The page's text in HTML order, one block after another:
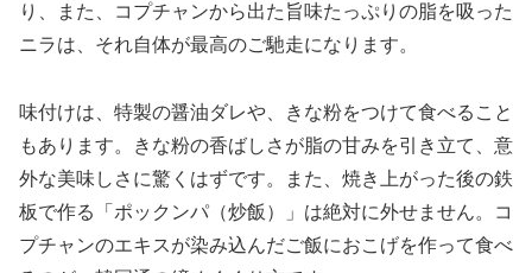
り、また、コプチャンから出た旨味たっぷりの脂を吸った
ニラは、それ自体が最高のご馳走になります。
味付けは、特製の醤油ダレや、きな粉をつけて食べること
もあります。きな粉の香ばしさが脂の甘みを引き立て、意
外な美味しさに驚くはずです。また、焼き上がった後の鉄
板で作る「ポックンパ（炒飯）」は絶対に外せません。コ
プチャンのエキスが染み込んだご飯におこげを作って食べ